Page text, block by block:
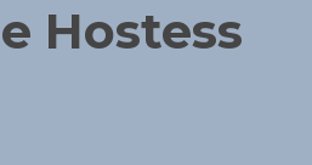
Hostess